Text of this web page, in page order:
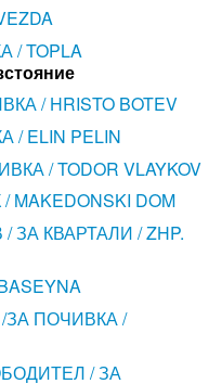
/ TOPLA
/ HRISTO BOTEV
ELIN PELIN
/ TODOR VLAYKOV
DOM
КВАРТАЛИ / ZHP.
ПОЧИВКА /
/ ЗА